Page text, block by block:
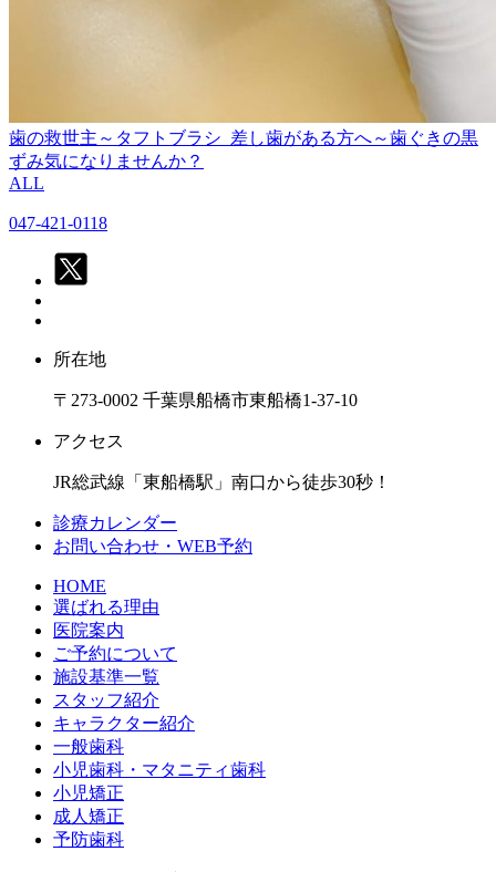
歯の救世主～タフトブラシ 差し歯がある方へ～歯ぐきの黒
ずみ気になりませんか？
ALL
047-421-0118
所在地
〒273-0002 千葉県船橋市東船橋1-37-10
アクセス
JR総武線「東船橋駅」南口から徒歩30秒！
診療カレンダー
お問い合わせ・WEB予約
HOME
選ばれる理由
医院案内
ご予約について
施設基準一覧
スタッフ紹介
キャラクター紹介
一般歯科
小児歯科・マタニティ歯科
小児矯正
成人矯正
予防歯科